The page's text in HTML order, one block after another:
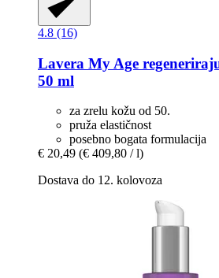
4.8 (16)
Lavera My Age
50 ml
za zrelu kožu od 50.
pruža elastičnost
posebno bogata formulacija
€ 20,49 (€ 409,80 / l)
Dostava do 12. kolovoza